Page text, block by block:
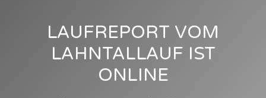
LAUFREPORT VOM
LAHNTALLAUF IST
ONLINE